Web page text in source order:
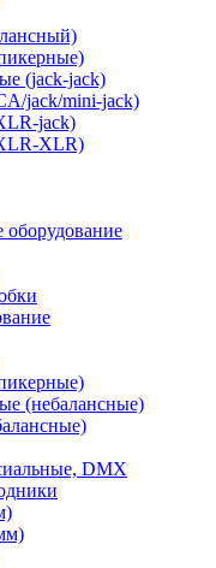
(jack-jack)
jack/mini-jack)
jack)
XLR)
(небалансные)
DMX